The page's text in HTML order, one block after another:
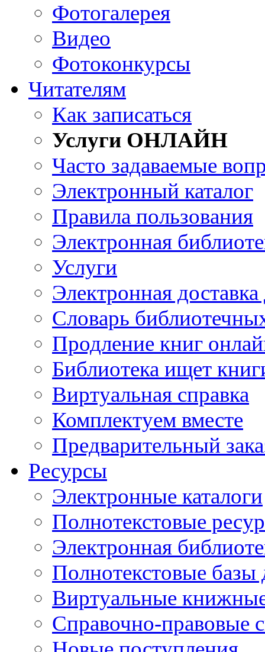
Фотогалерея
Видео
Фотоконкурсы
Читателям
Как записаться
Услуги ОНЛАЙН
Часто задаваемые
Электронный каталог
Правила пользования
Электронная
Услуги
Электронная
Словарь
Продление книг
Библиотека ищет
Виртуальная справка
Комплектуем вместе
Предварительный
Ресурсы
Электронные каталоги
Полнотекстовые
Электронная
Полнотекстовые
Виртуальные
Справочно-правовые